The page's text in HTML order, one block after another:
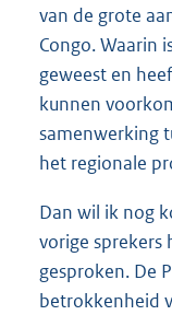
van de grote
Congo. Waarin
geweest en
kunnen
samenwerking
het regionale
Dan wil ik nog
vorige sprekers
gesproken. De
betrokkenheid